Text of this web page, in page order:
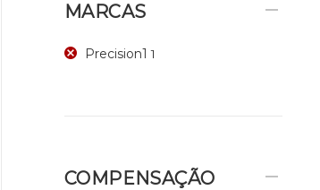
MARCAS
Precision1 1
COMPENSAÇÃO